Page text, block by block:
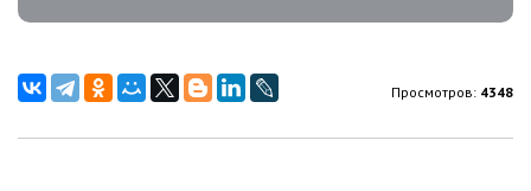
Просмотров: 4348